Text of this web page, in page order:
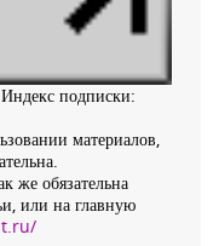
подписки:
материалов,
же обязательна
или на главную